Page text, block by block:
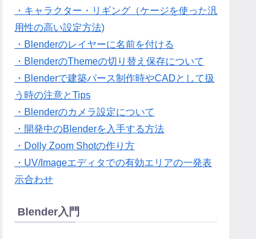
・キャラクター・リギング（ケージを使った汎
用性の高い設定方法)
・Blenderのレイヤーに名前を付ける
・BlenderのThemeの切り替え保存について
・Blenderで建築パース制作時やCADとして扱
う時の注意とTips
・Blenderのカメラ設定について
・開発中のBlenderを入手する方法
・Dolly Zoom Shotの作り方
・UV/Imageエディタでの有効エリアの一発表
示合わせ
Blender入門